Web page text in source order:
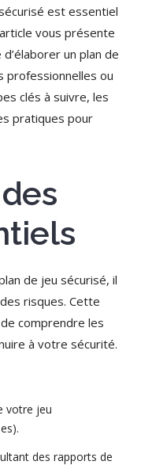
est essentiel
vous présente
un plan de
professionnelles ou
clés à suivre, les
pratiques pour
de jeu sécurisé, il
risques. Cette
comprendre les
à votre sécurité.
votre jeu
des rapports de